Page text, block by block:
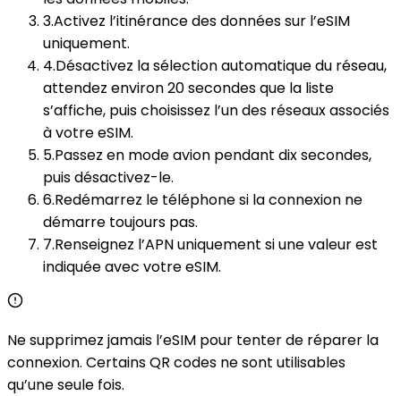
3.Activez l’itinérance des données sur l’eSIM
uniquement.
4.Désactivez la sélection automatique du réseau,
attendez environ 20 secondes que la liste
s’affiche, puis choisissez l’un des réseaux associés
à votre eSIM.
5.Passez en mode avion pendant dix secondes,
puis désactivez-le.
6.Redémarrez le téléphone si la connexion ne
démarre toujours pas.
7.Renseignez l’APN uniquement si une valeur est
indiquée avec votre eSIM.
Ne supprimez jamais l’eSIM pour tenter de réparer la
connexion. Certains QR codes ne sont utilisables
qu’une seule fois.